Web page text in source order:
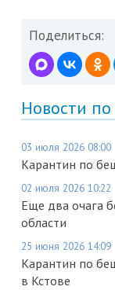
Поделиться:
Новости
03 июля 2026 08:00
Карантин по
02 июля 2026 10:22
Еще два очага
области
25 июня 2026 14:09
Карантин по
в Кстове